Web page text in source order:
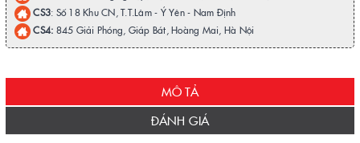
CS3: Số 18 Khu CN, T.T.Lâm - Ý Yên - Nam Định
CS4: 845 Giải Phóng, Giáp Bát, Hoàng Mai, Hà Nội
MÔ TẢ
ĐÁNH GIÁ